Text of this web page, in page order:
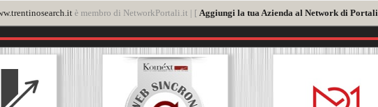
è membro di NetworkPortali.it | [ Aggiungi la tua Azienda al Network di Portali